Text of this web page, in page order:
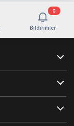
Bildirimler
0